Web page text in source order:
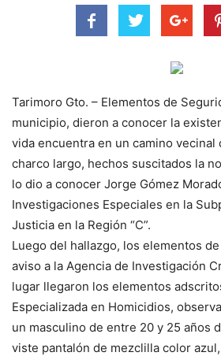
Tarimoro Gto. – Elementos de
municipio, dieron a conocer la
vida encuentra en un camino vecinal
charco largo, hechos suscitados la
lo dio a conocer Jorge Gómez
Investigaciones Especiales en la
Justicia en la Región “C”.
Luego del hallazgo, los elementos
aviso a la Agencia de Investigación
lugar llegaron los elementos
Especializada en Homicidios,
un masculino de entre 20 y 25 años
viste pantalón de mezclilla color